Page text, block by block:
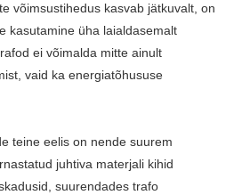
võimsustihedus kasvab jätkuvalt, on
kasutamine üha laialdasemalt
ei võimalda mitte ainult
vaid ka energiatõhususe
teine ​​eelis on nende suurem
juhtiva materjali kihid
suurendades trafo